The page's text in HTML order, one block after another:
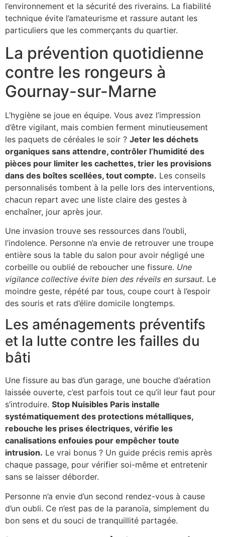
l’environnement et la sécurité des riverains. La fiabilité
technique évite l’amateurisme et rassure autant les
particuliers que les commerçants du quartier.
La prévention quotidienne
contre les rongeurs à
Gournay-sur-Marne
L’hygiène se joue en équipe. Vous avez l’impression
d’être vigilant, mais combien ferment minutieusement
les paquets de céréales le soir ? Jeter les déchets
organiques sans attendre, contrôler l’humidité des
pièces pour limiter les cachettes, trier les provisions
dans des boîtes scellées, tout compte. Les conseils
personnalisés tombent à la pelle lors des interventions,
chacun repart avec une liste claire des gestes à
enchaîner, jour après jour.
Une invasion trouve ses ressources dans l’oubli,
l’indolence. Personne n’a envie de retrouver une troupe
entière sous la table du salon pour avoir négligé une
corbeille ou oublié de reboucher une fissure. Une
vigilance collective évite bien des réveils en sursaut. Le
moindre geste, répété par tous, coupe court à l’espoir
des souris et rats d’élire domicile longtemps.
Les aménagements préventifs
et la lutte contre les failles du
bâti
Une fissure au bas d’un garage, une bouche d’aération
laissée ouverte, c’est parfois tout ce qu’il leur faut pour
s’introduire. Stop Nuisibles Paris installe
systématiquement des protections métalliques,
rebouche les prises électriques, vérifie les
canalisations enfouies pour empêcher toute
intrusion. Le vrai bonus ? Un guide précis remis après
chaque passage, pour vérifier soi-même et entretenir
sans se laisser déborder.
Personne n’a envie d’un second rendez-vous à cause
d’un oubli. Ce n’est pas de la paranoïa, simplement du
bon sens et du souci de tranquillité partagée.